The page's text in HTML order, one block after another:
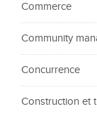
Commerce
Community
Concurrence
Construction et